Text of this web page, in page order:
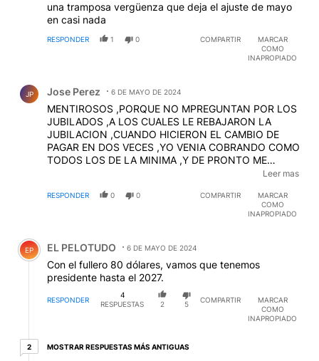
una tramposa vergüenza que deja el ajuste de mayo
en casi nada
RESPONDER 1 0 COMPARTIR
MARCAR
COMO
INAPROPIADO
JP Jose Perez 6 DE MAYO DE 2024
MENTIROSOS ,PORQUE NO MPREGUNTAN POR LOS
JUBILADOS ,A LOS CUALES LE REBAJARON LA
JUBILACION ,CUANDO HICIERON EL CAMBIO DE
PAGAR EN DOS VECES ,YO VENIA COBRANDO COMO
TODOS LOS DE LA MINIMA ,Y DE PRONTO ME
,NADIE COBRA MENOS DE 260 $ Y ES MENTIRA ,A MI
NO ME PAGAN ESO ,DESPUES DE 42 AÑOS DE
Leer mas
RESPONDER 0 0 COMPARTIR
MARCAR
COMO
INAPROPIADO
Comentario de EL PELOTUDO.
EP EL PELOTUDO 6 DE MAYO DE 2024
Con el fullero 80 dólares, vamos que tenemos
presidente hasta el 2027.
RESPONDER
4
RESPUESTAS
2 5
COMPARTIR
MARCAR
COMO
INAPROPIADO
22 respuestas más antiguas
MOSTRAR RESPUESTAS MÁS ANTIGUAS